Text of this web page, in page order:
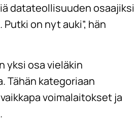
datateollisuuden osaajiksi
on nyt auki”, hän
yksi osa vieläkin
Tähän kategoriaan
voimalaitokset ja